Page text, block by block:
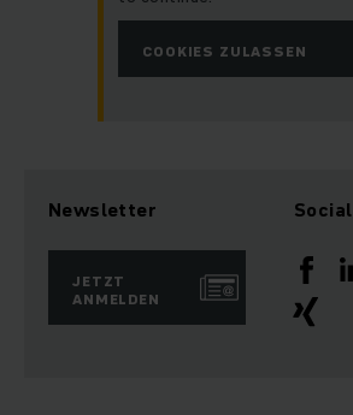
COOKIES ZULASSEN
Newsletter
JETZT
ANMELDEN